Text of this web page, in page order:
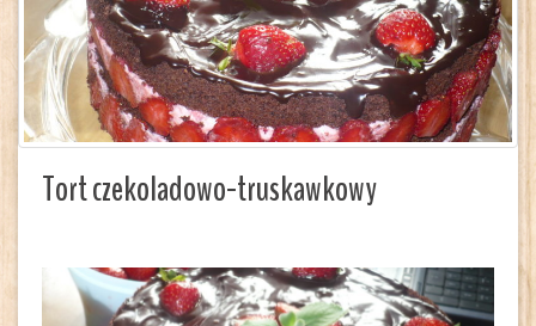
Tort czekoladowo-truskawkowy